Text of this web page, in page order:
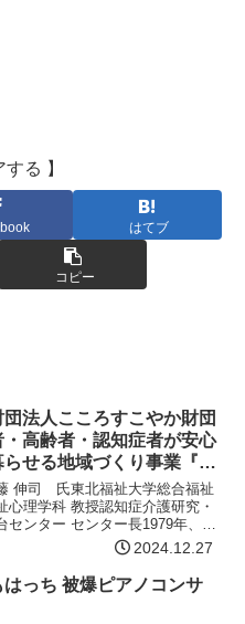
する 】
はてブ
コピー
団法人こころすこやか財団
・高齢者・認知症者が安心
らせる地域づくり事業『災
認知症と家族支援につい
伸司 氏東北福祉大学総合福祉
心理学科 教授認知症介護研究・
センター センター長1979年、日
理学部心理学科卒業後、高齢者
臨床心理学を専門とし認知症に
諸問題について認知症介護研
仙台セン…【詳細はコチラ】
2024.12.27
はっち 被爆ピアノコンサ